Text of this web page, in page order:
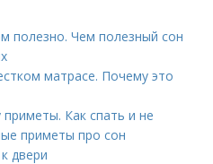
полезно. Чем полезный сон
матрасе. Почему это
Как спать и не
приметы про сон
двери